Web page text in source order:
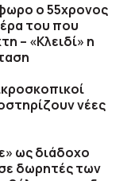
ο 55χρονος
του που
– «Κλειδί» η
νέες
ως διάδοχο
δωρητές των